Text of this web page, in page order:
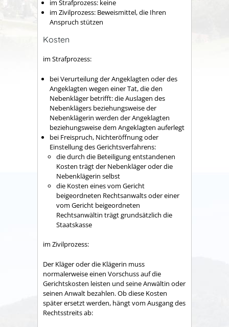
im Strafprozess: keine
im Zivilprozess: Beweismittel, die Ihren
Anspruch stützen
Kosten
im Strafprozess:
bei Verurteilung der Angeklagten oder des
Angeklagten wegen einer Tat, die den
Nebenkläger betrifft: die Auslagen des
Nebenklägers beziehungsweise der
Nebenklägerin werden der Angeklagten
beziehungsweise dem Angeklagten auferlegt
bei Freispruch, Nichteröffnung oder
Einstellung des Gerichtsverfahrens:
die durch die Beteiligung entstandenen
Kosten trägt der Nebenkläger oder die
Nebenklägerin selbst
die Kosten eines vom Gericht
beigeordneten Rechtsanwalts oder einer
vom Gericht beigeordneten
Rechtsanwältin trägt grundsätzlich die
Staatskasse
im Zivilprozess:
Der Kläger oder die Klägerin muss
normalerweise einen Vorschuss auf die
Gerichtskosten leisten und seine Anwältin oder
seinen Anwalt bezahlen. Ob diese Kosten
später ersetzt werden, hängt vom Ausgang des
Rechtsstreits ab: